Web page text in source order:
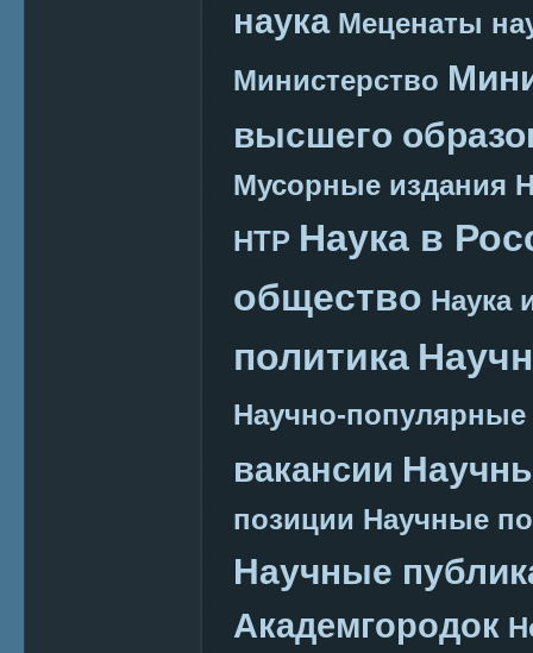
наука Меценаты
Министерство
высшего
Мусорные издания
НТР Наука в
общество Наука
политика
Научно-
вакансии
позиции Научные
Научные
Академгородок